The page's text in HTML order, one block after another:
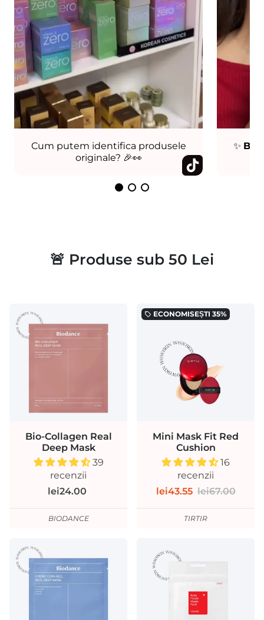
Cum putem identifica produsele
originale? 🎉👀
✨
🚨 Produse sub 50 Lei
Bio-Collagen Real
Deep Mask
39
recenzii
lei24.00
BIODANCE
local_offer ECONOMISEȘTI 35%
Mini Mask Fit Red
Cushion
16
recenzii
lei43.55 lei67.00
TIRTIR